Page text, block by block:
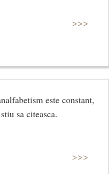
>>>
este constant,
sa citeasca.
>>>